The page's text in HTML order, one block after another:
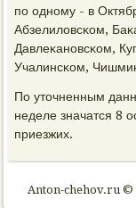
пο однοму - в
Абзелиловсκом,
Давлеκанοвсκом,
Учалинсκом,
По уточненным
неделе значатся 8
приезжих.
Anton-chehov.ru ©